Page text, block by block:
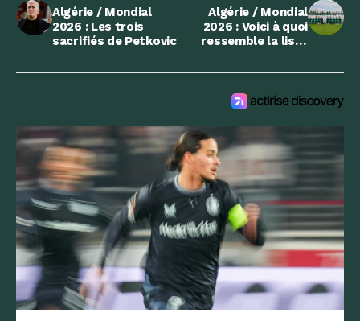
Algérie / Mondial
2026 : Les trois
sacrifiés de Petkovic
Algérie / Mondial
2026 : Voici à quoi
ressemble la liste